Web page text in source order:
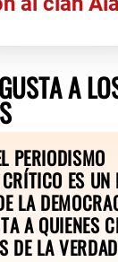
A
PERIODISMO
ES UN
LA
A QUIENES
DE LA